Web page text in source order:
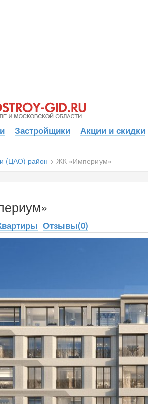
Застройщики Акции и скидки
(ЦАО) район > ЖК «Империум»
Отзывы(0)